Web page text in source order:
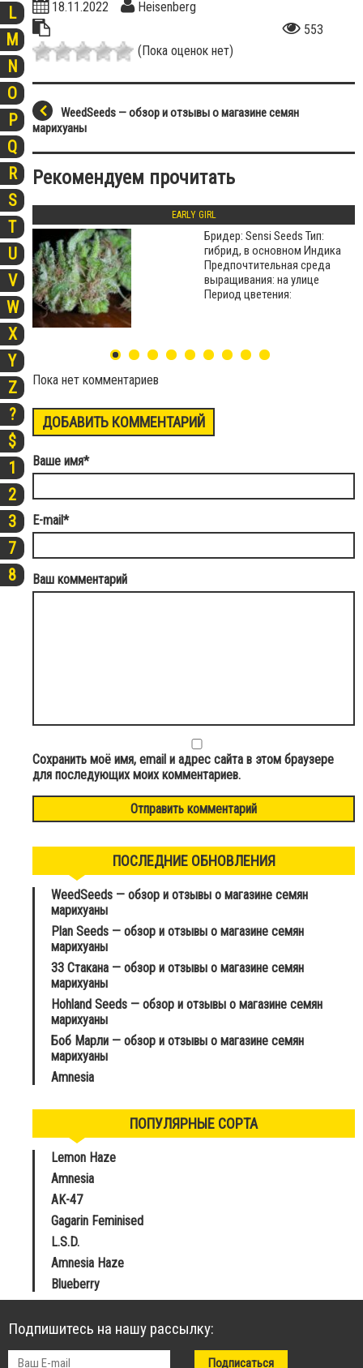
L
M
N
O
P
Q
R
S
T
U
V
W
X
Y
Z
?
$
1
2
3
7
8
18.11.2022
Heisenberg
553
(Пока оценок нет)
WeedSeeds — обзор и отзывы о магазине семян
марихуаны
Рекомендуем прочитать
EARLY GIRL
Бридер: Sensi Seeds Тип:
гибрид, в основном Индика
Предпочтительная среда
выращивания: на улице
Период цветения:
Пока нет комментариев
ДОБАВИТЬ КОММЕНТАРИЙ
Ваше имя*
E-mail*
Ваш комментарий
Сохранить моё имя, email и адрес сайта в этом браузере
для последующих моих комментариев.
ПОСЛЕДНИЕ ОБНОВЛЕНИЯ
WeedSeeds — обзор и отзывы о магазине семян
марихуаны
Plan Seeds — обзор и отзывы о магазине семян
марихуаны
33 Стакана — обзор и отзывы о магазине семян
марихуаны
Hohland Seeds — обзор и отзывы о магазине семян
марихуаны
Боб Марли — обзор и отзывы о магазине семян
марихуаны
Amnesia
ПОПУЛЯРНЫЕ СОРТА
Lemon Haze
Amnesia
AK-47
Gagarin Feminised
L.S.D.
Amnesia Haze
Blueberry
Подпишитесь на нашу рассылку: